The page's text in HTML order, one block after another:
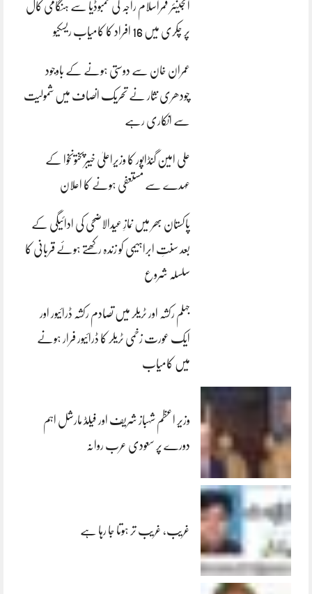
انجینئر قمراسلام راجہ کی کمبوڈیا سے ہنگامی کال
پر چکری میں 16 افراد کا کامیاب ریسکیو
عمران خان سے دوستی ہونے کے باوجود
چودھری نثار نے تحریک انصاف میں شمولیت
سے انکاری رہے
علی امین گنڈاپور کا وزیراعلیٰ خیبرپختونخوا کے
عہدے سے مستعفی ہونے کا اعلان
پاکستان بھر میں نمازِ عیدالاضحی کی ادائیگی کے
بعد سنتِ ابراہیمی کو زندہ رکھتے ہوئے قربانی کا
سلسلہ شروع
جہلم رکشہ اور ٹریلر میں تصادم رکشہ ڈرائیور اور
ایک عورت زخمی ٹریلر کا ڈرائیور فرار ہونے
میں کامیاب
وزیر اعظم شہباز شریف اور فیلڈ مارشل اہم
دورے پر سعودی عرب روانہ
غریب، غریب تر ہوتا جا رہا ہے